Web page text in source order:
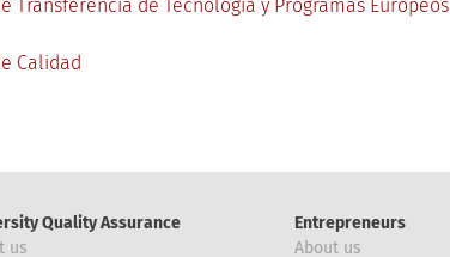
Transferencia de Tecnología y Programas Europeos
Calidad
Quality Assurance
us
Entrepreneurs
About us